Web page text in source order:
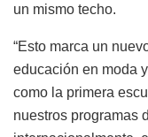
un mismo techo.
“Esto marca un
educación en moda
como la primera
nuestros programas